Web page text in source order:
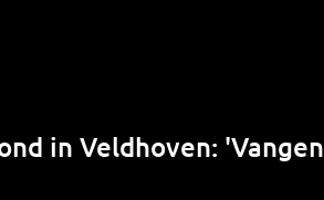
in Veldhoven: 'Vangen